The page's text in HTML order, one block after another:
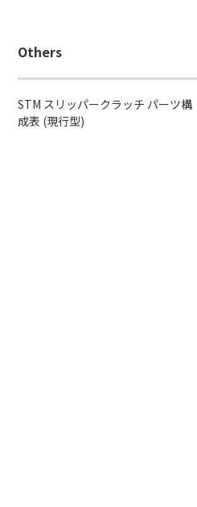
Others
STM スリッパークラッチ パーツ構
成表 (現行型)